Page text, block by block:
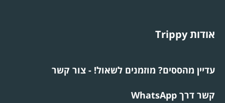
אודות Trippy
עדיין מהססים? מוזמנים לשאול! - צור קשר
קשר דרך WhatsApp